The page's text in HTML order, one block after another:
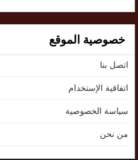
خصوصية الموقع
اتصل بنا
اتفاقية الإستخدام
سياسة الخصوصية
من نحن